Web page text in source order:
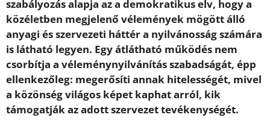
szabályozás alapja az a demokratikus elv, hogy a
közéletben megjelenő vélemények mögött álló
anyagi és szervezeti háttér a nyilvánosság számára
is látható legyen. Egy átlátható működés nem
csorbítja a véleménynyilvánítás szabadságát, épp
ellenkezőleg: megerősíti annak hitelességét, mivel
a közönség világos képet kaphat arról, kik
támogatják az adott szervezet tevékenységét.